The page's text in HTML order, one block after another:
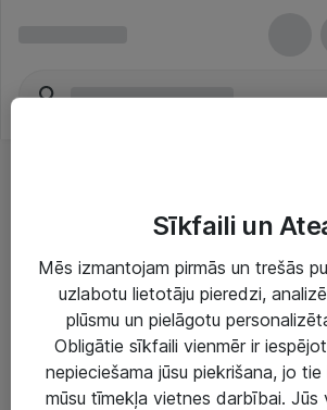
Risinājumi & Pakalpojumi
IT serviss un atbalsts
IT infrastruktūra
Sīkfaili un
Mēs izmantojam pirmās un trešās
uzlabotu lietotāju pieredzi,
plūsmu un pielāgotu
Obligātie sīkfaili vienmēr ir
nepieciešama jūsu piekrišana, jo tie
mūsu tīmekļa vietnes darbībai.